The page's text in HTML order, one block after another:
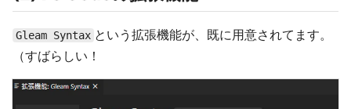
Gleam Syntax という拡張機能が、既に用意されてます。
（すばらしい！